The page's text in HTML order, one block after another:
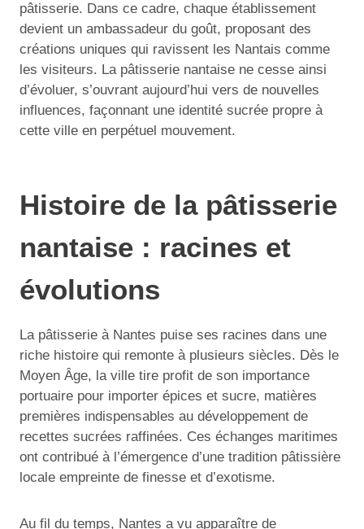
pâtisserie. Dans ce cadre, chaque établissement
devient un ambassadeur du goût, proposant des
créations uniques qui ravissent les Nantais comme
les visiteurs. La pâtisserie nantaise ne cesse ainsi
d’évoluer, s’ouvrant aujourd’hui vers de nouvelles
influences, façonnant une identité sucrée propre à
cette ville en perpétuel mouvement.
Histoire de la pâtisserie
nantaise : racines et
évolutions
La pâtisserie à Nantes puise ses racines dans une
riche histoire qui remonte à plusieurs siècles. Dès le
Moyen Âge, la ville tire profit de son importance
portuaire pour importer épices et sucre, matières
premières indispensables au développement de
recettes sucrées raffinées. Ces échanges maritimes
ont contribué à l’émergence d’une tradition pâtissière
locale empreinte de finesse et d’exotisme.
Au fil du temps, Nantes a vu apparaître de